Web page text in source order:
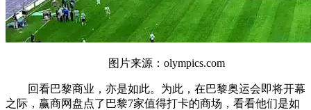
图片来源：olympics.com
回看巴黎商业，亦是如此。为此，在巴黎奥运会即将开幕
之际，赢商网盘点了巴黎7家值得打卡的商场，看看他们是如